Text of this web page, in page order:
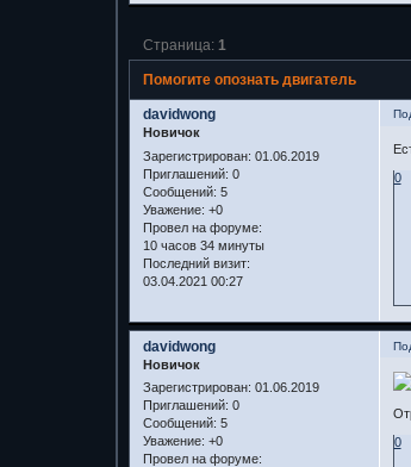
Помогите опознать двигатель
Страница: 1
davidwong
Новичок
Зарегистрирован: 01.06.2019
Приглашений: 0
Сообщений: 5
Уважение: +0
Провел на форуме:
10 часов 34 минуты
Последний визит:
03.04.2021 00:27
0
davidwong
Новичок
Зарегистрирован: 01.06.2019
Приглашений: 0
Сообщений: 5
Уважение: +0
Провел на форуме:
0